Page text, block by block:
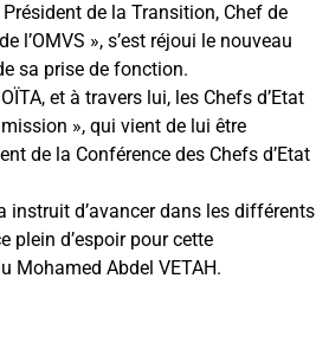
Président de la Transition, Chef de
l’OMVS », s’est réjoui le nouveau
sa prise de fonction.
et à travers lui, les Chefs d’Etat
», qui vient de lui être
de la Conférence des Chefs d’Etat
instruit d’avancer dans les différents
plein d’espoir pour cette
Mohamed Abdel VETAH.